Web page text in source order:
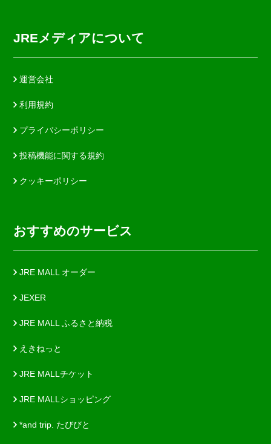
JREメディアについて
運営会社
利用規約
プライバシーポリシー
投稿機能に関する規約
クッキーポリシー
おすすめのサービス
JRE MALL オーダー
JEXER
JRE MALL ふるさと納税
えきねっと
JRE MALLチケット
JRE MALLショッピング
*and trip. たびびと